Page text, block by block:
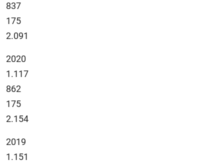
837
175
2.091
2020
1.117
862
175
2.154
2019
1.151